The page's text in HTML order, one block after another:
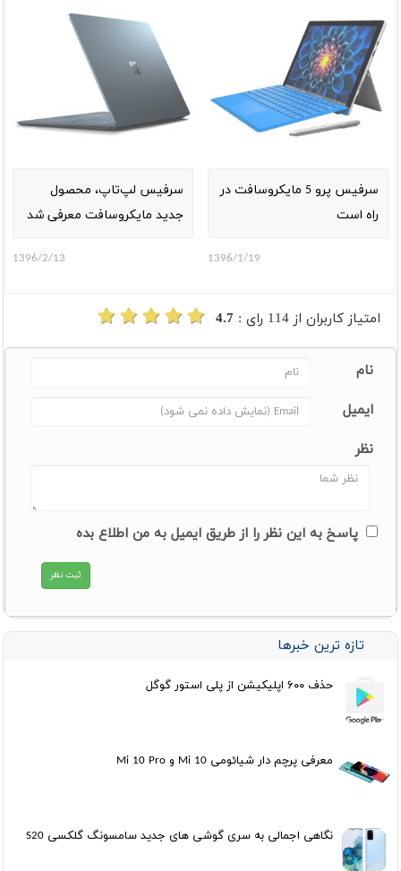
سرفیس پرو 5 مایکروسافت در
راه است
1396/1/19
سرفیس لپ‌تاپ، محصول
جدید مایکروسافت معرفی شد
1396/2/13
امتیاز کاربران از 114 رای : 4.7
نام
ایمیل
نظر
پاسخ به این نظر را از طریق ایمیل به من اطلاع بده
تازه ترین خبرها
حذف ۶۰۰ اپلیکیشن از پلی استور گوگل
معرفی پرچم دار شیائومی Mi 10 و Mi 10 Pro
نگاهی اجمالی به سری گوشی های جدید سامسونگ گلکسی S20